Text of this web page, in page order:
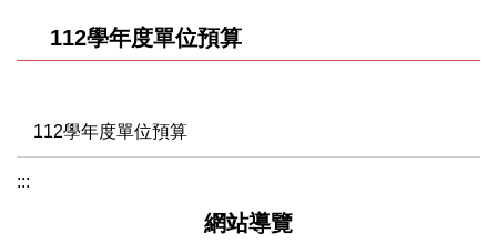
112學年度單位預算
112學年度單位預算
:::
網站導覽